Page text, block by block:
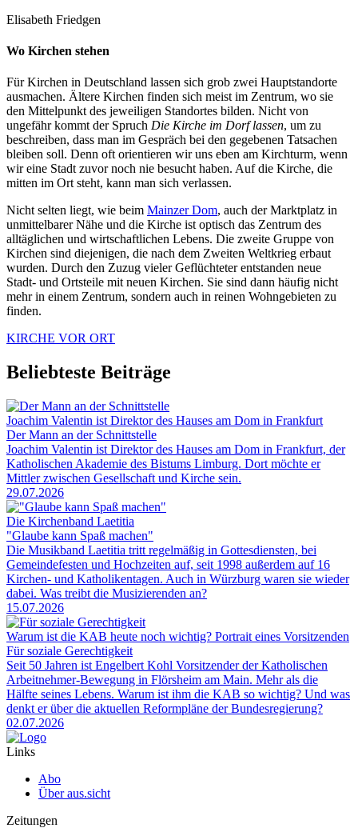
Elisabeth Friedgen
Wo Kirchen stehen
Für Kirchen in Deutschland lassen sich grob zwei Hauptstandorte
ausmachen. Ältere Kirchen finden sich meist im Zentrum, wo sie
den Mittelpunkt des jeweiligen Standortes bilden. Nicht von
ungefähr kommt der Spruch Die Kirche im Dorf lassen, um zu
beschreiben, dass man im Gespräch bei den gegebenen Tatsachen
bleiben soll. Denn oft orientieren wir uns eben am Kirchturm, wenn
wir eine Stadt zuvor noch nie besucht haben. Auf die Kirche, die
mitten im Ort steht, kann man sich verlassen.
Nicht selten liegt, wie beim Mainzer Dom, auch der Marktplatz in
unmittelbarer Nähe und die Kirche ist optisch das Zentrum des
alltäglichen und wirtschaftlichen Lebens. Die zweite Gruppe von
Kirchen sind diejenigen, die nach dem Zweiten Weltkrieg erbaut
wurden. Durch den Zuzug vieler Geflüchteter entstanden neue
Stadt- und Ortsteile mit neuen Kirchen. Sie sind dann häufig nicht
mehr in einem Zentrum, sondern auch in reinen Wohngebieten zu
finden.
KIRCHE VOR ORT
Beliebteste Beiträge
Joachim Valentin ist Direktor des Hauses am Dom in Frankfurt
Der Mann an der Schnittstelle
Joachim Valentin ist Direktor des Hauses am Dom in Frankfurt, der
Katholischen Akademie des Bistums Limburg. Dort möchte er
Mittler zwischen Gesellschaft und Kirche sein.
29.07.2026
Die Kirchenband Laetitia
"Glaube kann Spaß machen"
Die Musikband Laetitia tritt regelmäßig in Gottesdiensten, bei
Gemeindefesten und Hochzeiten auf, seit 1998 außerdem auf 16
Kirchen- und Katholikentagen. Auch in Würzburg waren sie wieder
dabei. Was treibt die Musizierenden an?
15.07.2026
Warum ist die KAB heute noch wichtig? Portrait eines Vorsitzenden
Für soziale Gerechtigkeit
Seit 50 Jahren ist Engelbert Kohl Vorsitzender der Katholischen
Arbeitnehmer-Bewegung in Flörsheim am Main. Mehr als die
Hälfte seines Lebens. Warum ist ihm die KAB so wichtig? Und was
denkt er über die aktuellen Reformpläne der Bundesregierung?
02.07.2026
Links
Abo
Über aus.sicht
Zeitungen